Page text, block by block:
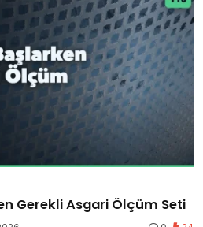
Gerekli Asgari Ölçüm Seti